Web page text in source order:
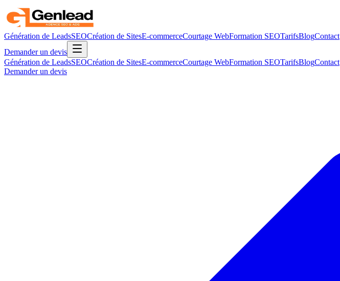
Génération de LeadsSEOCréation de SitesE-commerceCourtage WebFormation SEOTarifsBlogContact
Demander un devis
Génération de LeadsSEOCréation de SitesE-commerceCourtage WebFormation SEOTarifsBlogContact
Demander un devis